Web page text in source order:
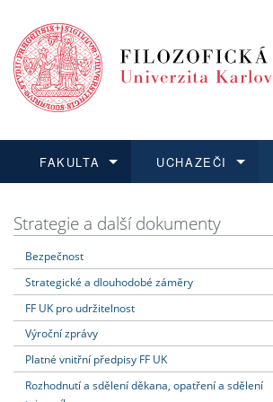
FAKULTA
Dozvědět se více
UCHAZEČI
Podat přihlášku
Dozvědět se více
Dozvědět se více
Dozvědět se více
Strategie a další dokumenty
Bezpečnost
Strategické a dlouhodobé záměry
FF UK pro udržitelnost
Výroční zprávy
Platné vnitřní předpisy FF UK
Rozhodnutí a sdělení děkana, opatření a sdělení